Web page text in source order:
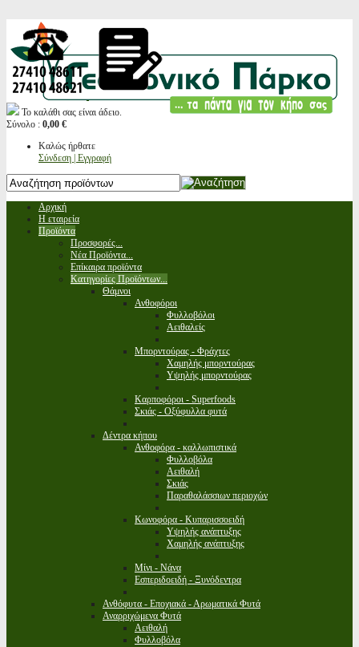
Το καλάθι σας είναι άδειο.
Σύνολο : 0,00 €
Καλώς ήρθατε
Σύνδεση | Εγγραφή
Αρχική
Η εταιρεία
Προϊόντα
Προσφορές...
Νέα Προϊόντα...
Επίκαιρα προϊόντα
Κατηγορίες Προϊόντων...
Θάμνοι
Ανθοφόροι
Φυλλοβόλοι
Αειθαλείς
Μπορντούρας - Φράχτες
Χαμηλής μπορντούρας
Υψηλής μπορντούρας
Καρποφόροι - Superfoods
Σκιάς - Οξύφυλλα φυτά
Δέντρα κήπου
Ανθοφόρα - καλλωπιστικά
Φυλλοβόλα
Αειθαλή
Σκιάς
Παραθαλάσσιων περιοχών
Κωνοφόρα - Κυπαρισσοειδή
Υψηλής ανάπτυξης
Χαμηλής ανάπτυξης
Μίνι - Νάνα
Εσπεριδοειδή - Ξυνόδεντρα
Ανθόφυτα - Εποχιακά - Αρωματικά Φυτά
Αναρριχώμενα Φυτά
Αειθαλή
Φυλλοβόλα